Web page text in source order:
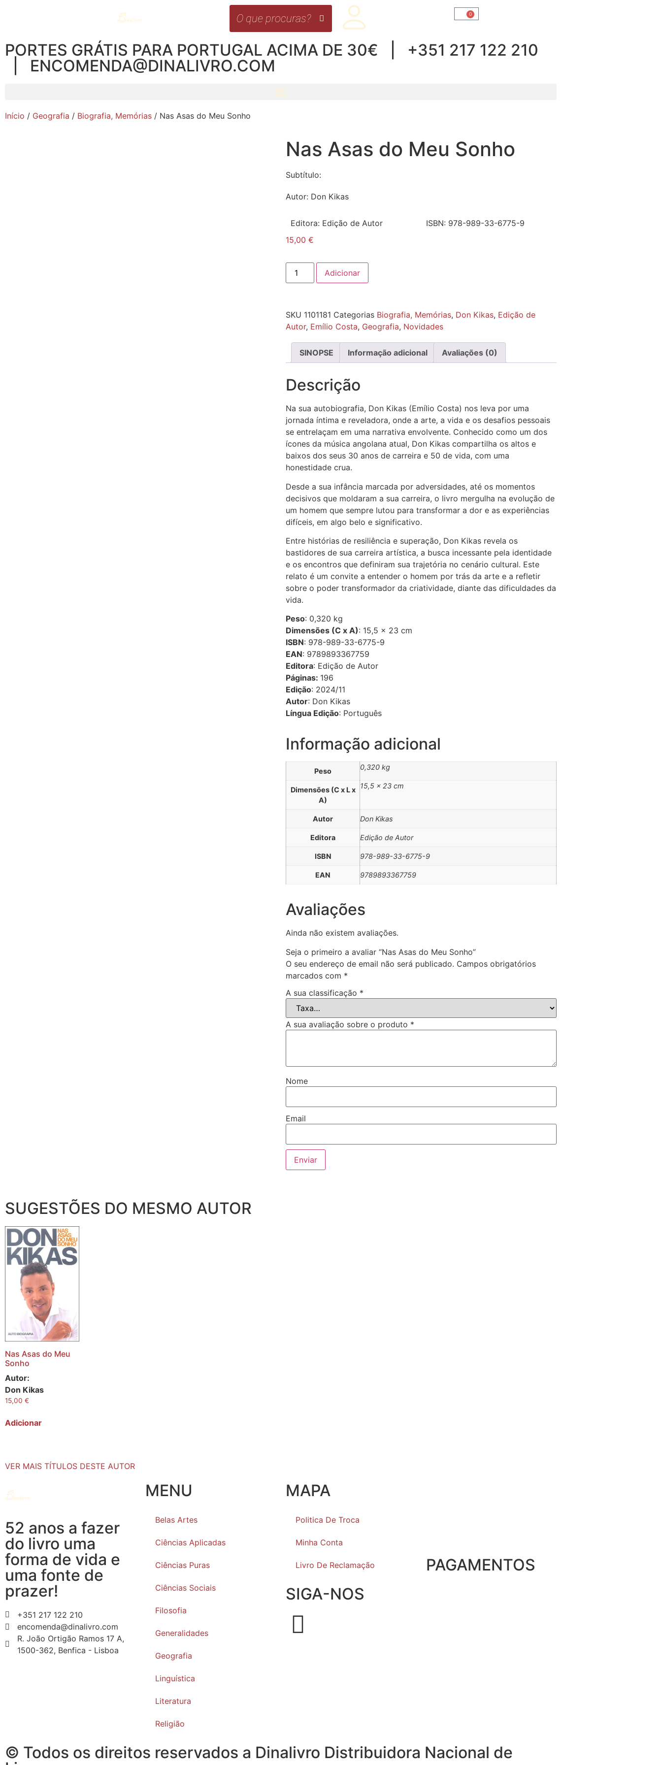
0
PORTES GRÁTIS PARA PORTUGAL ACIMA DE 30€ | +351 217 122 210
| ENCOMENDA@DINALIVRO.COM
Início / Geografia / Biografia, Memórias / Nas Asas do Meu Sonho
Nas Asas do Meu Sonho
Subtítulo:
Autor: Don Kikas
Editora: Edição de Autor ISBN: 978-989-33-6775-9
15,00 €
Adicionar
SKU 1101181 Categorias Biografia, Memórias, Don Kikas, Edição de
Autor, Emílio Costa, Geografia, Novidades
SINOPSE Informação adicional Avaliações (0)
Descrição
Na sua autobiografia, Don Kikas (Emílio Costa) nos leva por uma
jornada íntima e reveladora, onde a arte, a vida e os desafios pessoais
se entrelaçam em uma narrativa envolvente. Conhecido como um dos
ícones da música angolana atual, Don Kikas compartilha os altos e
baixos dos seus 30 anos de carreira e 50 de vida, com uma
honestidade crua.
Desde a sua infância marcada por adversidades, até os momentos
decisivos que moldaram a sua carreira, o livro mergulha na evolução de
um homem que sempre lutou para transformar a dor e as experiências
difíceis, em algo belo e significativo.
Entre histórias de resiliência e superação, Don Kikas revela os
bastidores de sua carreira artística, a busca incessante pela identidade
e os encontros que definiram sua trajetória no cenário cultural. Este
relato é um convite a entender o homem por trás da arte e a refletir
sobre o poder transformador da criatividade, diante das dificuldades da
vida.
Peso: 0,320 kg
Dimensões (C x A): 15,5 × 23 cm
ISBN: 978-989-33-6775-9
EAN: 9789893367759
Editora: Edição de Autor
Páginas: 196
Edição: 2024/11
Autor: Don Kikas
Língua Edição: Português
Informação adicional
Peso 0,320 kg
Dimensões (C x L x
A)
15,5 × 23 cm
Autor Don Kikas
Editora Edição de Autor
ISBN 978-989-33-6775-9
EAN 9789893367759
Avaliações
Ainda não existem avaliações.
Seja o primeiro a avaliar “Nas Asas do Meu Sonho”
O seu endereço de email não será publicado. Campos obrigatórios
marcados com *
A sua classificação *
A sua avaliação sobre o produto *
Nome
Email
SUGESTÕES DO MESMO AUTOR
Nas Asas do Meu
Sonho
Autor:
Don Kikas
15,00 €
Adicionar
VER MAIS TÍTULOS DESTE AUTOR
52 anos a fazer
do livro uma
forma de vida e
uma fonte de
prazer!
+351 217 122 210
encomenda@dinalivro.com
R. João Ortigão Ramos 17 A,
1500-362, Benfica - Lisboa
MENU
Belas Artes
Ciências Aplicadas
Ciências Puras
Ciências Sociais
Filosofia
Generalidades
Geografia
Linguística
Literatura
Religião
MAPA
Politica De Troca
Minha Conta
Livro De Reclamação
SIGA-NOS
PAGAMENTOS
© Todos os direitos reservados a Dinalivro Distribuidora Nacional de